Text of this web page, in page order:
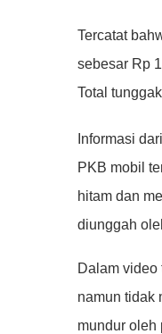
Tercatat
sebesar Rp
Total
Informasi
PKB mobil
hitam dan
diunggah
Dalam video
namun tidak
mundur oleh